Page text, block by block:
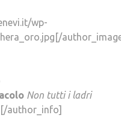
wp-
Non tutti i ladri
author_info]